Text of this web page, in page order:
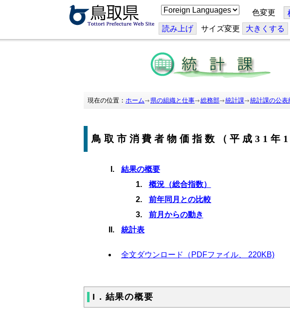
こ
の
ジ
を
訳
す
る
色変更
読み上げ サイズ変更 大きくする
現在の位置： ホーム 県の組織と仕事 総務部 統計課 統計課の公表
鳥取市消費者物価指数（平成31年1
結果の概要
概況（総合指数）
前年同月との比較
前月からの動き
統計表
全文ダウンロード（PDFファイル、 220KB)
I．結果の概要